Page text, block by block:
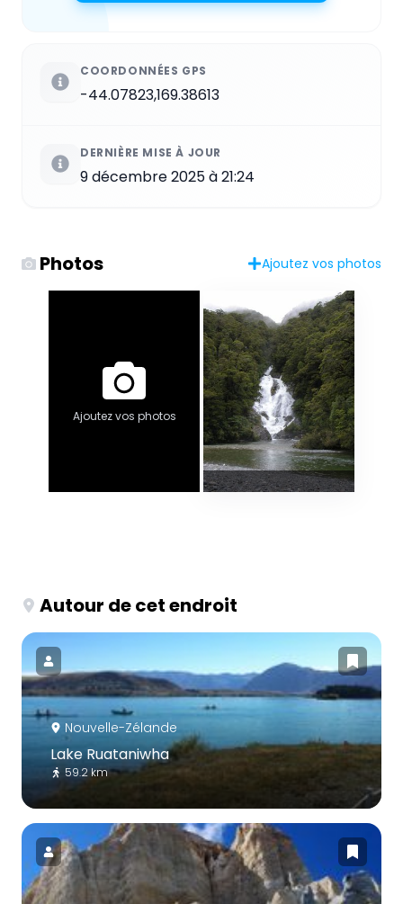
COORDONNÉES GPS
-44.07823,169.38613
DERNIÈRE MISE À JOUR
9 décembre 2025 à 21:24
Photos Ajoutez vos photos
Ajoutez vos photos
Autour de cet endroit
Nouvelle-Zélande
Lake Ruataniwha
59.2 km